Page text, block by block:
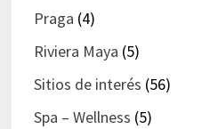
Praga (4)
Riviera Maya (5)
Sitios de interés (56)
Spa – Wellness (5)